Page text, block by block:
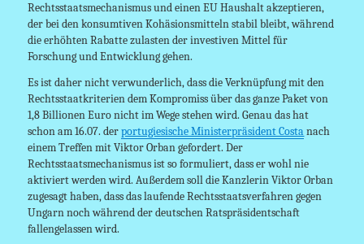
Rechtsstaatsmechanismus und einen EU Haushalt akzeptieren,
der bei den konsumtiven Kohäsionsmitteln stabil bleibt, während
die erhöhten Rabatte zulasten der investiven Mittel für
Forschung und Entwicklung gehen.
Es ist daher nicht verwunderlich, dass die Verknüpfung mit den
Rechtsstaatkriterien dem Kompromiss über das ganze Paket von
1,8 Billionen Euro nicht im Wege stehen wird. Genau das hat
schon am 16.07. derportugiesische Ministerpräsident Costa nach
einem Treffen mit Viktor Orban gefordert. Der
Rechtsstaatsmechanismus ist so formuliert, dass er wohl nie
aktiviert werden wird. Außerdem soll die Kanzlerin Viktor Orban
zugesagt haben, dass das laufende Rechtsstaatsverfahren gegen
Ungarn noch während der deutschen Ratspräsidentschaft
fallengelassen wird.